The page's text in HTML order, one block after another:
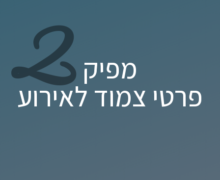
2 מפיק
פרטי צמוד לאירוע